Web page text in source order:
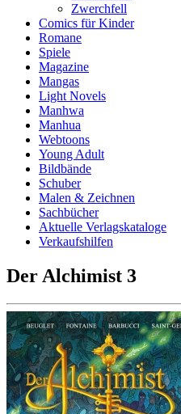
Zwerchfell
Comics für Kinder
Romane
Spiele
Magazine
Mangas
Light Novels
Manhwa
Manhua
Webtoons
Young Adult
Bildbände
Schuber
Malen & Zeichnen
Sachbücher
Aktuelle Verlagskataloge
Verkaufshilfen
Der Alchimist 3